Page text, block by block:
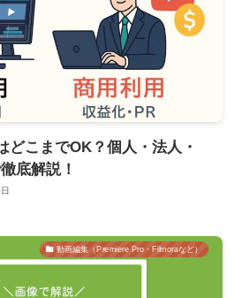
こまでOK？個人・法人・
底解説！
動画編集（Premiere Pro・Filmoraなど）